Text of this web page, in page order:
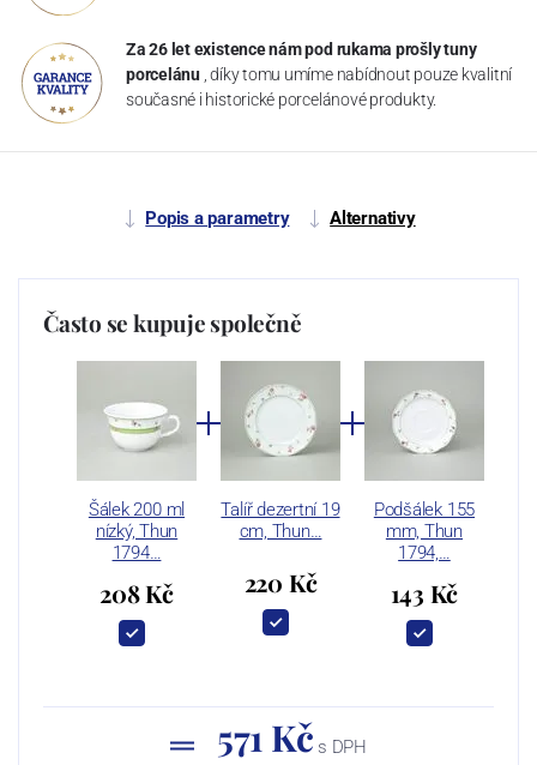
Za 26 let existence nám pod rukama prošly tuny
porcelánu , díky tomu umíme nabídnout pouze kvalitní
současné i historické porcelánové produkty.
Popis a parametry Alternativy
Často se kupuje společně
Šálek 200 ml
nízký, Thun
1794…
208 Kč
Talíř dezertní 19
cm, Thun…
220 Kč
Podšálek 155
mm, Thun
1794,…
143 Kč
571 Kč s DPH